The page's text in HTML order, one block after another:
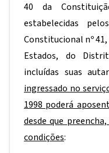
40 da
estabelecidas
Constitucional nº 41,
Estados, do
incluídas suas
ingressado no
1998 poderá
desde que
condições: